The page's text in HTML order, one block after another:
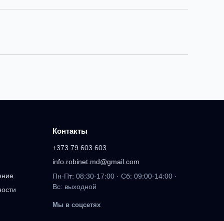
Контакты
+373 79 603 603
info.robinet.md@gmail.com
Пн-Пт: 08:30-17:00 · Сб: 09:00-14:00 ·
Вс: выходной
Мы в соцсетях